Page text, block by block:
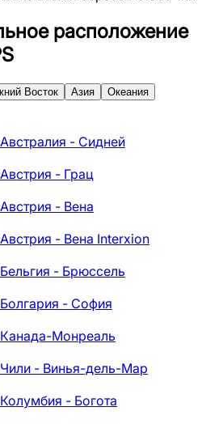
расположение
Восток Азия
Океания
Австралия - Сидней
Австрия - Грац
Австрия - Вена
Австрия - Вена Interxion
Бельгия - Брюссель
Болгария - София
Канада-Монреаль
Чили - Винья-дель-Мар
Колумбия - Богота